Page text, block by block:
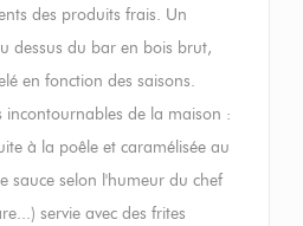
des produits frais. Un
dessus du bar en bois brut,
en fonction des saisons.
incontournables de la maison :
à la poêle et caramélisée au
sauce selon l'humeur du chef
servie avec des frites